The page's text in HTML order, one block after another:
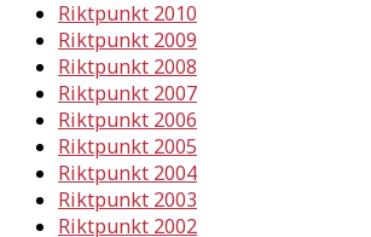
Riktpunkt 2010
Riktpunkt 2009
Riktpunkt 2008
Riktpunkt 2007
Riktpunkt 2006
Riktpunkt 2005
Riktpunkt 2004
Riktpunkt 2003
Riktpunkt 2002